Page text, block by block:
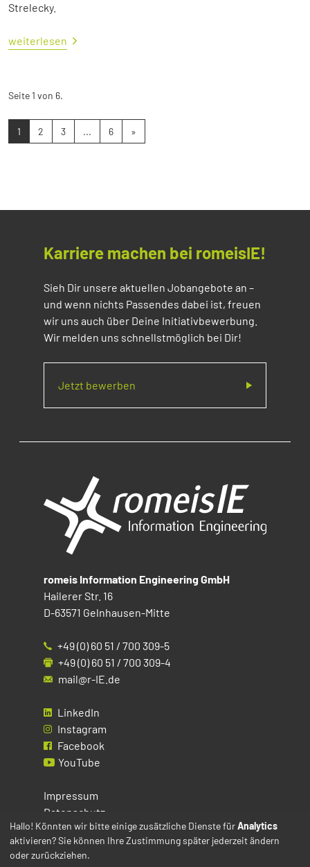
Strelecky.
weiterlesen
Seite 1 von 6.
1 2 3 ... 6 »
Karriere machen bei romeisIE!
Sieh Dir unsere aktuellen Jobangebote an –
und wenn nichts Passendes dabei ist, freuen
wir uns auch über Deine Initiativbewerbung.
Wir melden uns schnellstmöglich bei Dir!
Jetzt bewerben
romeis Information Engineering GmbH
Hailerer Str. 16
D-63571 Gelnhausen-Mitte
+49 (0) 60 51 / 700 309-5
+49 (0) 60 51 / 700 309-4
mail@r-IE.de
LinkedIn
Instagram
Facebook
YouTube
Impressum
Datenschutz
Cookies
Hallo! Könnten wir bitte einige zusätzliche Dienste fürAnalytics
aktivieren? Sie können Ihre Zustimmung später jederzeit ändern
oder zurückziehen.